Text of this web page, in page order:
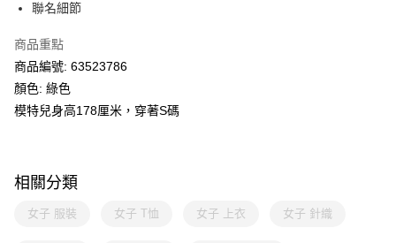
聯名細節
商品重點
商品編號: 63523786
顏色: 綠色
模特兒身高178厘米，穿著S碼
相關分類
女子 服裝 女子 T恤 女子 上衣 女子 針織